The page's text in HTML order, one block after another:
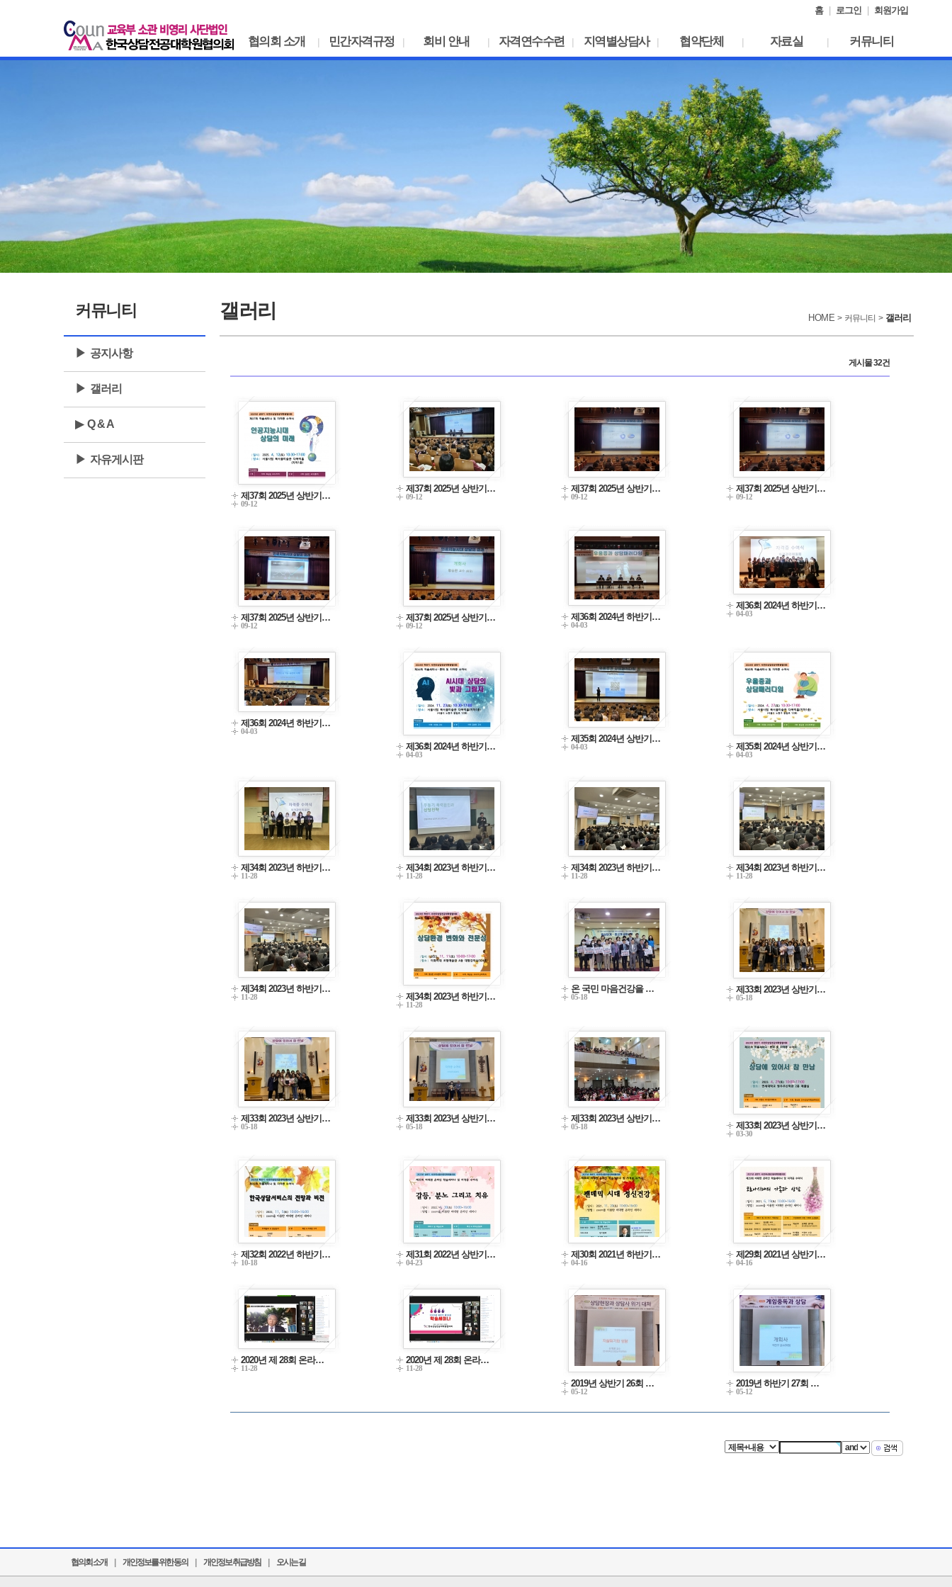
홈 로그인 회원가입
협의회 소개 | 민간자격규정 | 회비 안내 | 자격연수수련 | 지역별상담사 | 협약단체 | 자료실 | 커뮤니티
커뮤니티
▶ 공지사항
▶ 갤러리
▶ Q & A
▶ 자유게시판
갤러리 HOME > 커뮤니티 > 갤러리
게시물 32건
제37회 2025년 상반기…
09-12
제37회 2025년 상반기…
09-12
제37회 2025년 상반기…
09-12
제37회 2025년 상반기…
09-12
제37회 2025년 상반기…
09-12
제37회 2025년 상반기…
09-12
제36회 2024년 하반기…
04-03
제36회 2024년 하반기…
04-03
제36회 2024년 하반기…
04-03
제36회 2024년 하반기…
04-03
제35회 2024년 상반기…
04-03 제35회 2024년 상반기…
04-03
제34회 2023년 하반기…
11-28
제34회 2023년 하반기…
11-28
제34회 2023년 하반기…
11-28
제34회 2023년 하반기…
11-28
제34회 2023년 하반기…
11-28 제34회 2023년 하반기…
11-28
온 국민 마음건강을 …
05-18
제33회 2023년 상반기…
05-18
제33회 2023년 상반기…
05-18
제33회 2023년 상반기…
05-18
제33회 2023년 상반기…
05-18 제33회 2023년 상반기…
03-30
제32회 2022년 하반기…
10-18
제31회 2022년 상반기…
04-23
제30회 2021년 하반기…
04-16
제29회 2021년 상반기…
04-16
2020년 제 28회 온라…
11-28
2020년 제 28회 온라…
11-28
2019년 상반기 26회 …
05-12
2019년 하반기 27회 …
05-12
협의회 소개 개인정보를 위한 동의 개인정보 취급방침 오시는 길